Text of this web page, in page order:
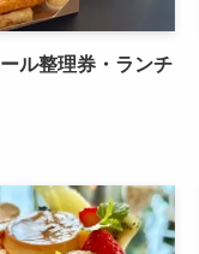
ル整理券・ランチ